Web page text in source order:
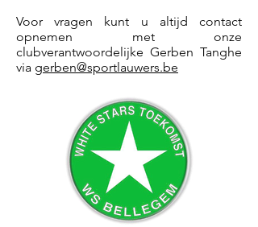
Voor vragen kunt u altijd contact
opnemen met onze
clubverantwoordelijke Gerben Tanghe
via gerben@sportlauwers.be